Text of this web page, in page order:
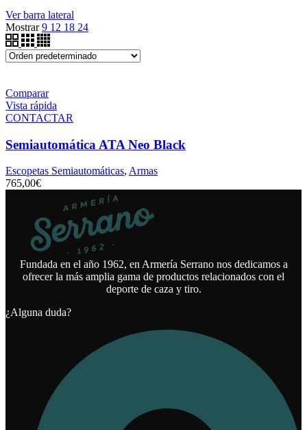
Ver barra lateral
Mostrar9 12 18 24
Comparar
Vista rápida
CONTACTAR
Semiautomática ATA Neo Black
Escopetas Semiautomáticas, Armas
765,00€
Fundada en el año 1962, en Armería Serrano nos dedicamos a
ofrecer la más amplia gama de productos relacionados con el
deporte de caza y tiro.
¿Alguna duda?